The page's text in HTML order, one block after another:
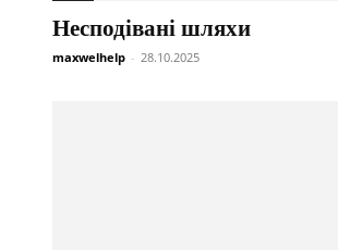
Несподівані шляхи
maxwelhelp - 28.10.2025